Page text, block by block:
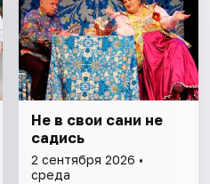
Не в свои сани не
садись
2 сентября 2026 •
среда